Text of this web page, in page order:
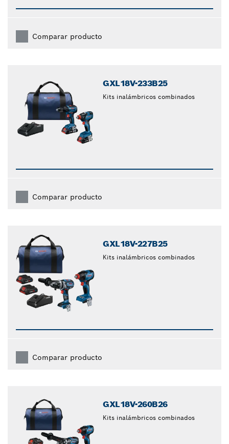
Comparar producto
GXL18V-233B25
Kits inalámbricos combinados
Comparar producto
GXL18V-227B25
Kits inalámbricos combinados
Comparar producto
GXL18V-260B26
Kits inalámbricos combinados